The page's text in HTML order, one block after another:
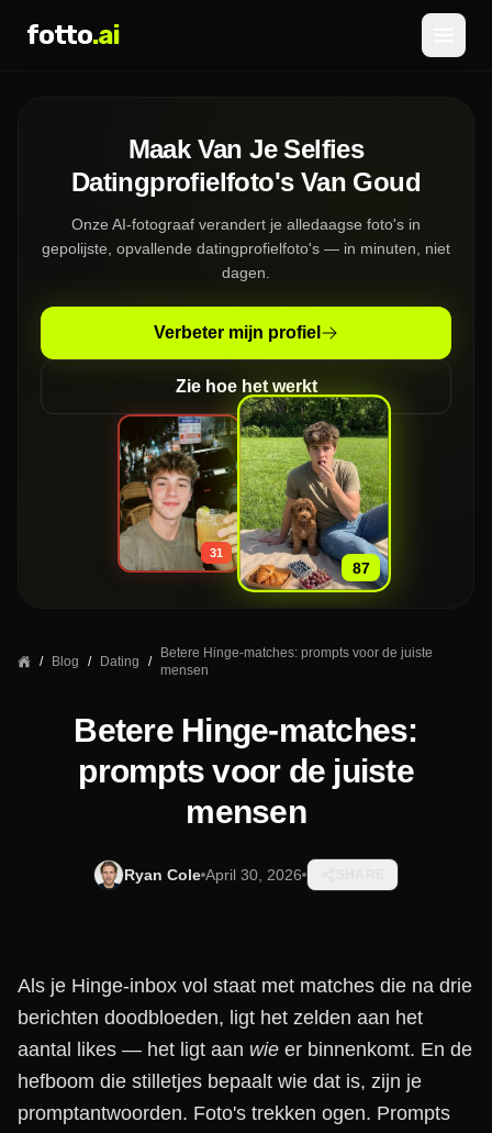
fotto.ai
INLOGGEN AANMELDEN
Maak Van Je Selfies
Datingprofielfoto's Van Goud
Onze AI-fotograaf verandert je alledaagse foto's in
gepolijste, opvallende datingprofielfoto's — in minuten, niet
dagen.
Verbeter mijn profiel
Zie hoe het werkt
31
»
87
/ Blog / Dating /
Betere Hinge-matches: prompts voor de juiste
mensen
Betere Hinge-matches:
prompts voor de juiste
mensen
Ryan Cole April 30, 2026
Als je Hinge-inbox vol staat met matches die na drie
berichten doodbloeden, ligt het zelden aan het
aantal likes — het ligt aan wie er binnenkomt. En de
hefboom die stilletjes bepaalt wie dat is, zijn je
promptantwoorden. Foto's trekken ogen. Prompts